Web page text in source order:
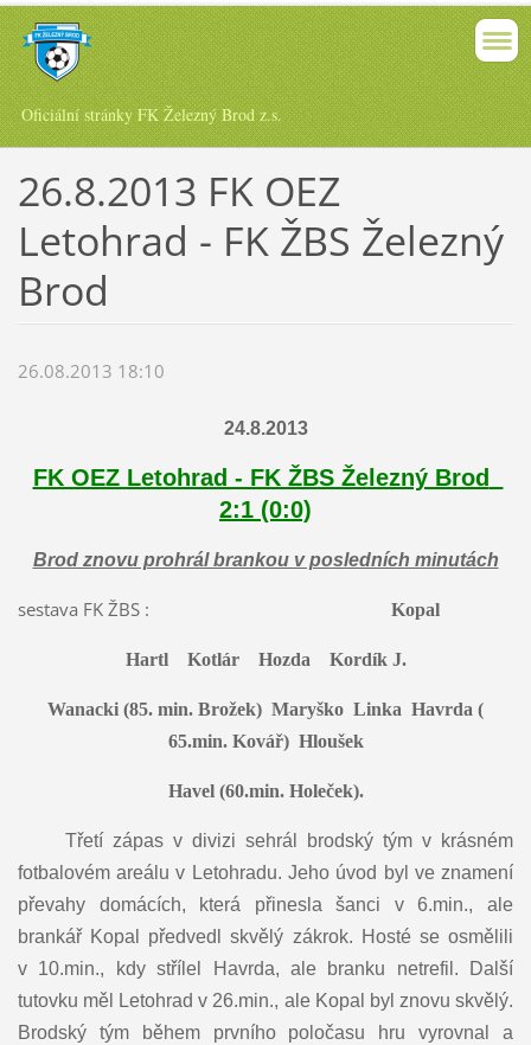
Oficiální stránky FK Železný Brod z.s.
26.8.2013 FK OEZ
Letohrad - FK ŽBS Železný
Brod
26.08.2013 18:10
24.8.2013
FK OEZ Letohrad - FK ŽBS Železný Brod
2:1 (0:0)
Brod znovu prohrál brankou v posledních minutách
sestava FK ŽBS : Kopal
Hartl Kotlár Hozda Kordík J.
Wanacki (85. min. Brožek) Maryško Linka Havrda (
65.min. Kovář) Hloušek
Havel (60.min. Holeček).
Třetí zápas v divizi sehrál brodský tým v krásném
fotbalovém areálu v Letohradu. Jeho úvod byl ve znamení
převahy domácích, která přinesla šanci v 6.min., ale
brankář Kopal předvedl skvělý zákrok. Hosté se osmělili
v 10.min., kdy střílel Havrda, ale branku netrefil. Další
tutovku měl Letohrad v 26.min., ale Kopal byl znovu skvělý.
Brodský tým během prvního poločasu hru vyrovnal a